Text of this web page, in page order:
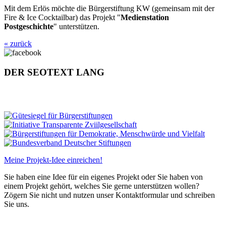
Mit dem Erlös möchte die Bürgerstiftung KW (gemeinsam mit der
Fire & Ice Cocktailbar) das Projekt "Medienstation
Postgeschichte" unterstützen.
« zurück
DER SEOTEXT LANG
Meine Projekt-Idee einreichen!
Sie haben eine Idee für ein eigenes Projekt oder Sie haben von
einem Projekt gehört, welches Sie gerne unterstützen wollen?
Zögern Sie nicht und nutzen unser Kontaktformular und schreiben
Sie uns.